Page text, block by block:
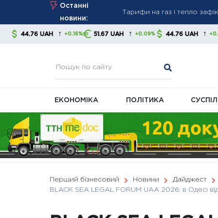
content
Останні
новини:
Нові правила стягнення
контролювати свої фінанси
В Україні готують
↑ +0.16% 51.67 UAH ↑ +0.09% 44.76 UAH ↑ +0.16% 51.67
ЕКОНОМІКА ПОЛІТИКА
Перший бізнесовий Новини
Дайджест
BLACK SEA LEGAL FORUM UAA 2026: в Одесі